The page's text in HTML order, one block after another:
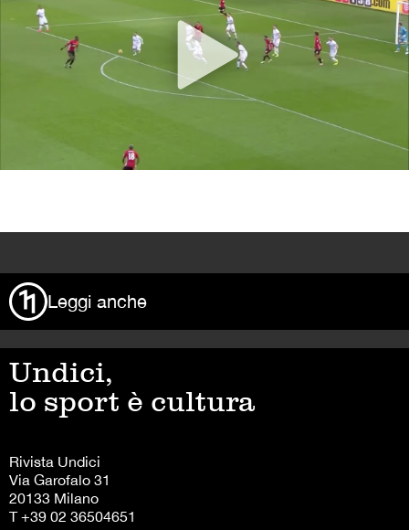
Leggi anche
Undici,
lo sport è cultura
Rivista Undici
Via Garofalo 31
20133 Milano
T +39 02 36504651